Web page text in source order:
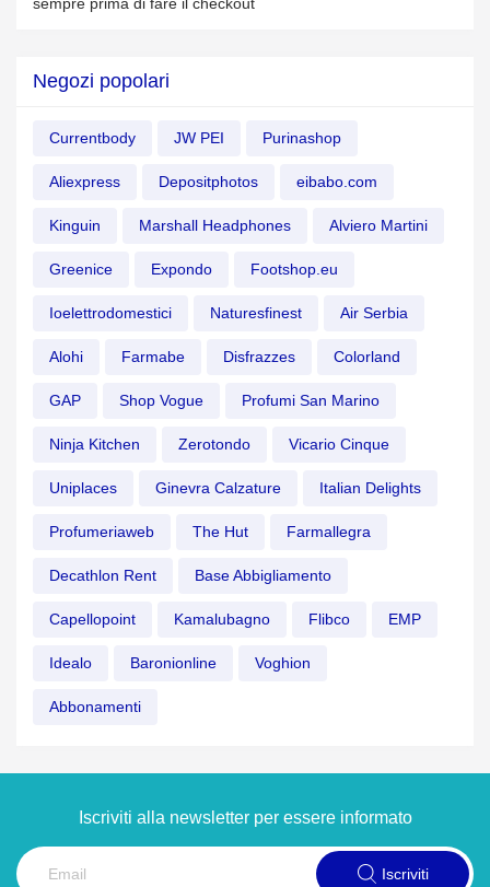
Negozi popolari
Currentbody JW PEI Purinashop
Aliexpress Depositphotos eibabo.com
Kinguin Marshall Headphones Alviero Martini
Greenice Expondo Footshop.eu
Ioelettrodomestici Naturesfinest Air Serbia
Alohi Farmabe Disfrazzes Colorland
GAP Shop Vogue Profumi San Marino
Ninja Kitchen Zerotondo Vicario Cinque
Uniplaces Ginevra Calzature Italian Delights
Profumeriaweb The Hut Farmallegra
Decathlon Rent Base Abbigliamento
Capellopoint Kamalubagno Flibco EMP
Idealo Baronionline Voghion
Abbonamenti
Iscriviti alla newsletter per essere informato
Iscriviti